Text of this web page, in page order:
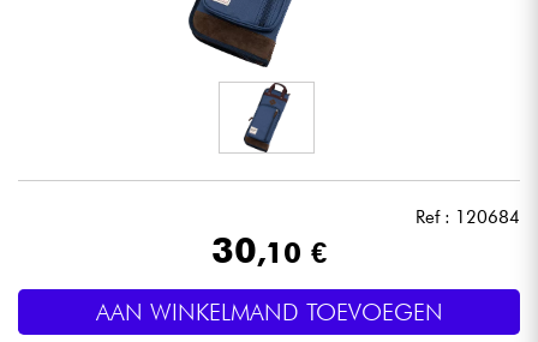
Hoofdtelefoon
Licht
Ref : 120684
30,10 €
AAN WINKELMAND TOEVOEGEN